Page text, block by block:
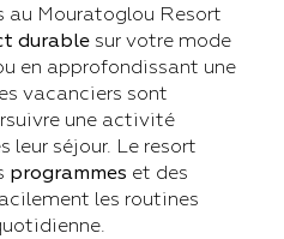
au Mouratoglou Resort
durable sur votre mode
en approfondissant une
vacanciers sont
une activité
leur séjour. Le resort
programmes et des
les routines